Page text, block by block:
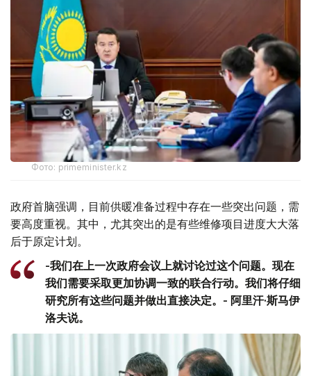
Фото: primeminister.kz
政府首脑强调，目前供暖准备过程中存在一些突出问题，需
要高度重视。其中，尤其突出的是有些维修项目进度大大落
后于原定计划。
-我们在上一次政府会议上就讨论过这个问题。现在
我们需要采取更加协调一致的联合行动。我们将仔细
研究所有这些问题并做出直接决定。- 阿里汗·斯马伊
洛夫说。